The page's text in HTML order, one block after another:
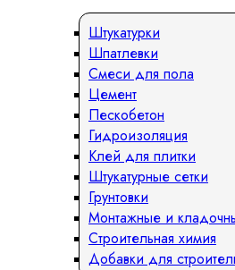
Штукатурки
Шпатлевки
Смеси для пола
Цемент
Пескобетон
Гидроизоляция
Клей для плитки
Штукатурные сетки
Грунтовки
Монтажные и
Строительная химия
Добавки для